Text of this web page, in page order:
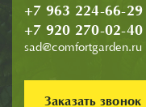
+7 963 224-66-29
+7 920 270-02-40
sad@comfortgarden.ru
Заказать звонок